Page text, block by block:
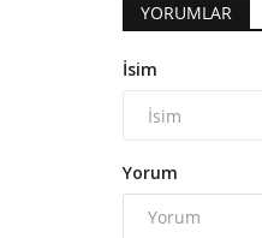
YORUMLAR
İsim
Yorum